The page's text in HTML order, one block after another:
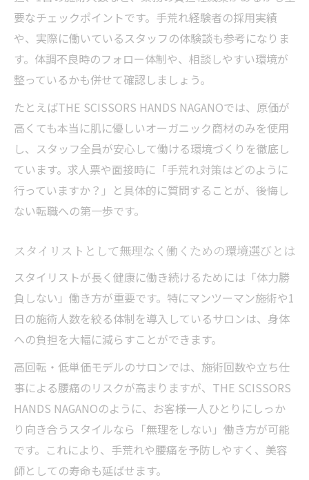
価の秘訣
身体を守る働き方がスタイリストの収入を
高める理由
手荒れや腰痛に悩まない転職先の選び方ガ
イド
求人募集で注目の高単価サロンの特徴とは
美容師が長く現役で稼ぐための転職ポイン
ト解説
【長野市求人】手荒れ・腰痛に悩むあなたへ。
オーガニックで叶える「潤いのある美容師人
美容師求人で注目のオーガニック転職最新
トレンド
手荒れや腰痛を防ぐ美容師スタイリストの
転職術
長野市で叶える無理のない美容師人生の始
め方
スタイリスト求人選びで大切なオーガニッ
ク環境
辞めたい気持ちから解放される転職のコツ
とは
要なチェックポイントです。手荒れ経験者の採用実績
や、実際に働いているスタッフの体験談も参考になりま
す。体調不良時のフォロー体制や、相談しやすい環境が
整っているかも併せて確認しましょう。
たとえばTHE SCISSORS HANDS NAGANOでは、原価が
高くても本当に肌に優しいオーガニック商材のみを使用
し、スタッフ全員が安心して働ける環境づくりを徹底し
ています。求人票や面接時に「手荒れ対策はどのように
行っていますか？」と具体的に質問することが、後悔し
ない転職への第一歩です。
スタイリストとして無理なく働くための環境選びとは
スタイリストが長く健康に働き続けるためには「体力勝
負しない」働き方が重要です。特にマンツーマン施術や1
日の施術人数を絞る体制を導入しているサロンは、身体
への負担を大幅に減らすことができます。
高回転・低単価モデルのサロンでは、施術回数や立ち仕
事による腰痛のリスクが高まりますが、THE SCISSORS
HANDS NAGANOのように、お客様一人ひとりにしっか
り向き合うスタイルなら「無理をしない」働き方が可能
です。これにより、手荒れや腰痛を予防しやすく、美容
師としての寿命も延ばせます。